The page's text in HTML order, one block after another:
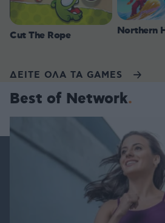
Cut The Rope Northern
ΔΕΙΤΕ ΟΛΑ ΤΑ GAMES
Best of Network